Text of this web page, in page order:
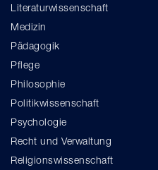
Literaturwissenschaft
Medizin
Pädagogik
Pflege
Philosophie
Politikwissenschaft
Psychologie
Recht und Verwaltung
Religionswissenschaft